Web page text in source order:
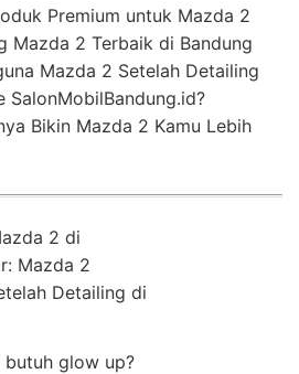
Premium untuk Mazda 2
Mazda 2 Terbaik di Bandung
Mazda 2 Setelah Detailing
SalonMobilBandung.id?
Bikin Mazda 2 Kamu Lebih
butuh glow up?